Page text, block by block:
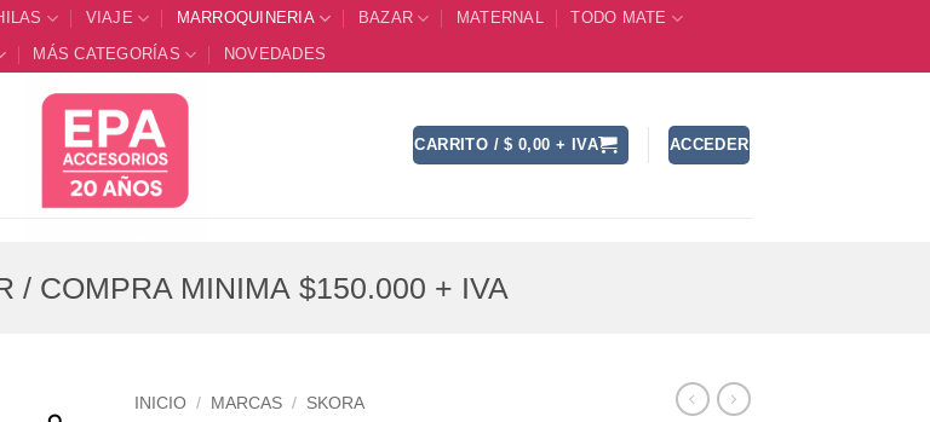
VIAJE MARROQUINERIA BAZAR MATERNAL
TODO MATE
MÁS CATEGORÍAS NOVEDADES
CARRITO /$ 0,00 + IVA ACCEDER
/ COMPRA MINIMA $150.000 + IVA
INICIO / MARCAS / SKORA